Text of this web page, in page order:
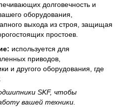
долговечность и
оборудования,
выхода из строя, защищая
простоев.
используется для
приводов,
и другого оборудования, где
SKF, чтобы
вашей техники.